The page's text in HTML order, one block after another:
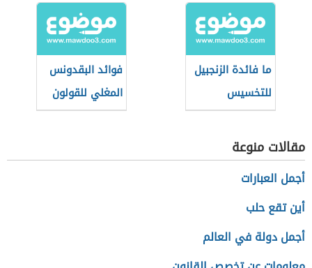
ما فائدة الزنجبيل
للتخسيس
فوائد البقدونس
المغلي للقولون
مقالات منوعة
أجمل العبارات
أين تقع حلب
أجمل دولة في العالم